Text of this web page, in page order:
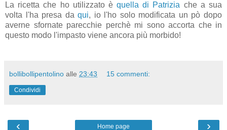
La ricetta che ho utilizzato èquella di Patrizia che a sua
volta l'ha presa daqui, io l'ho solo modificata un pò dopo
averne sfornate parecchie perchè mi sono accorta che in
questo modo l'impasto viene ancora più morbido!
bollibollipentolino alle 23:43 15 commenti:
Condividi
‹ ›
Home page